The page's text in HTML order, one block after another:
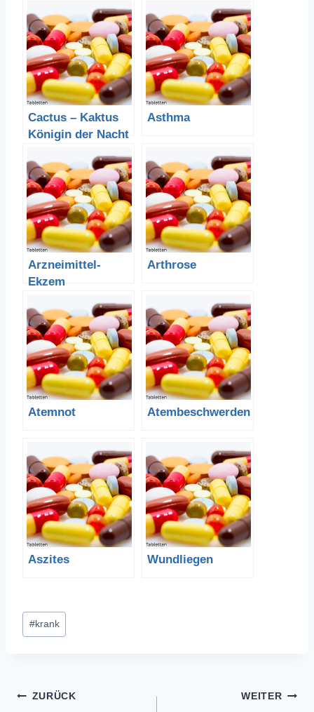
Cactus – Kaktus
Königin der Nacht
Asthma
Arzneimittel-
Ekzem
Arthrose
Atemnot Atembeschwerden
Aszites Wundliegen
Schlagworte:
#krank
Beitragsnavigation
ZURÜCK WEITER